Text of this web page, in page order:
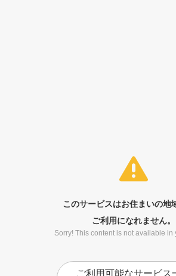
このサービスはお住まいの地
ご利用になれません。
Sorry! This content is not available in
ご利用可能なサービス